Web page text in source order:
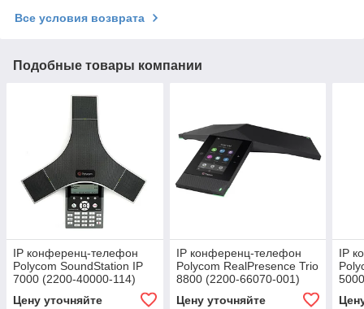
Все условия возврата
Подобные товары компании
IP конференц-телефон
Polycom SoundStation IP
7000 (2200-40000-114)
Цену уточняйте
IP конференц-телефон
Polycom RealPresence Trio
8800 (2200-66070-001)
Цену уточняйте
IP